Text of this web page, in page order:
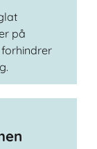
på